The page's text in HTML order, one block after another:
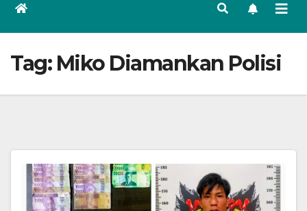
Tag: Miko Diamankan Polisi